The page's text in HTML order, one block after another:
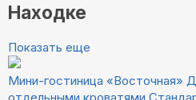
Находке
Показать еще
Мини-гостиница «Восточная»